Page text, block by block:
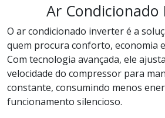
Ar
O ar condicionado inverter é a
quem procura conforto, economia
Com tecnologia avançada, ele
velocidade do compressor para
constante, consumindo menos
funcionamento silencioso.